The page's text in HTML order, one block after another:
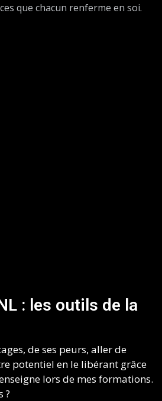
que chacun renferme en soi.
: les outils de la
de ses peurs, aller de
potentiel en le libérant grâce
lors de mes formations.
?